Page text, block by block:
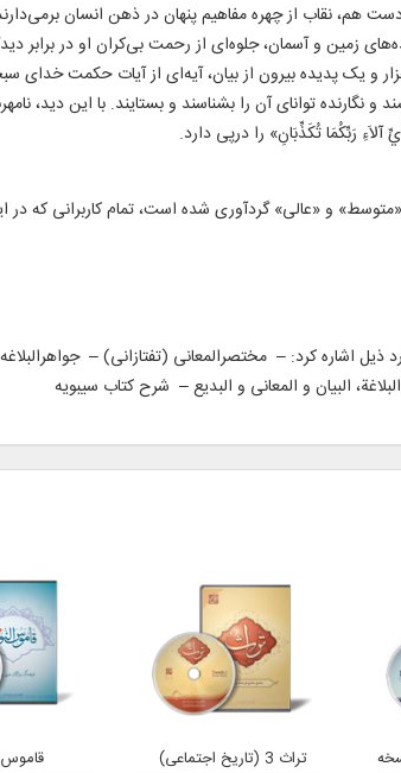
هم، نقاب از چهره مفاهیم پنهان در ذهن انسان
و آسمان، جلوه‌ای از رحمت بی‌کران او در برابر
یک پدیده بیرون از بیان، آیه‌ای از آیات حکمت خدای
توانای آن را بشناسند و بستایند. با این دید،
رَبِّکُمَا تُکَذِّبَانِ» را درپی دارد.
و «عالی» گردآوری شده است، تمام کاربرانی که در
ذیل اشاره کرد: – مختصرالمعانی (تفتازانی) –
البیان و المعانی و البدیع – شرح کتاب سیبویه
2)
تراث 3 (تاریخ اجتماعی)
قاموس